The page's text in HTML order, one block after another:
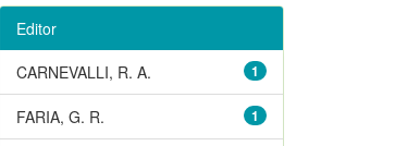
Editor
1
CARNEVALLI, R. A.
1
FARIA, G. R.